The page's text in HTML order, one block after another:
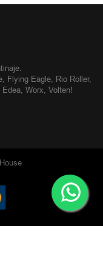
Flying Eagle, Rio Roller,
Worx, Volten!